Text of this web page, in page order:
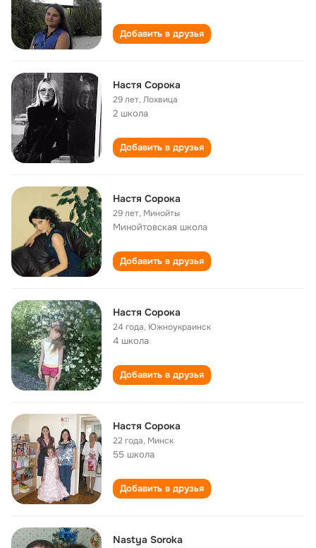
Добавить в друзья
Настя Сорока
29 лет,Лохвица
2 школа
Добавить в друзья
Настя Сорока
29 лет, Минойты
Минойтовская школа
Добавить в друзья
Настя Сорока
24 года, Южноукраинск
4 школа
Добавить в друзья
Настя Сорока
22 года, Минск
55 школа
Добавить в друзья
Nastya Soroka